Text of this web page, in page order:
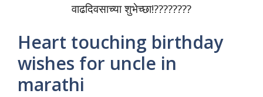
वाढदिवसाच्या शुभेच्छा!????????
Heart touching birthday
wishes for uncle in
marathi